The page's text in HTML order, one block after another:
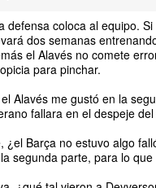
defensa coloca al equipo.
dos semanas
el Alavés no comete
para pinchar.
Alavés me gustó en la
fallara en el despeje
¿el Barça no estuvo algo
segunda parte, para lo